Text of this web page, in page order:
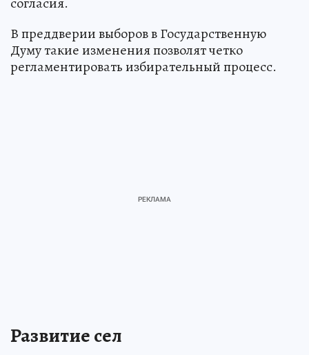
В преддверии выборов в Государственную
Думу такие изменения позволят четко
регламентировать избирательный процесс.
Развитие сел